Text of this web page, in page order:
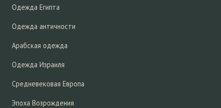
Одежда Египта
Одежда античности
Арабская одежда
Одежда Израиля
Средневековая Европа
Эпоха Возрождения